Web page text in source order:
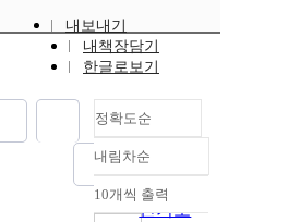
내보내기
내책장담기
한글로보기
정확도순
정확도
순
인기도
내림차순
내림차순
10개씩 출력